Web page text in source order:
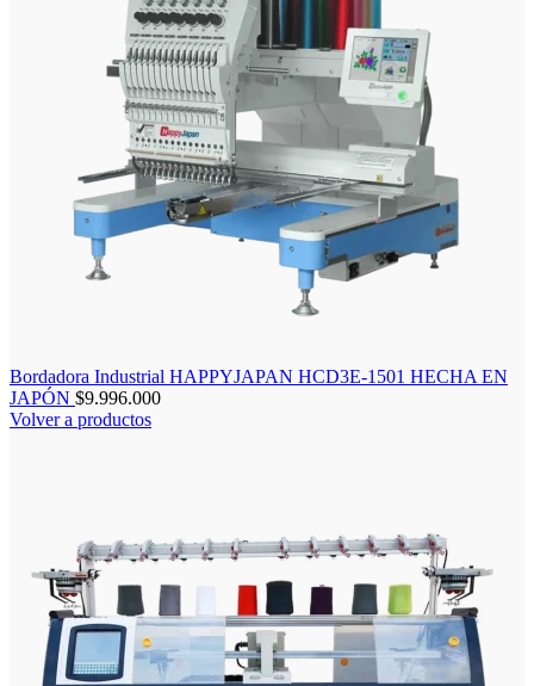
Bordadora Industrial HAPPYJAPAN HCD3E-1501 HECHA EN
JAPÓN $9.996.000
Volver a productos